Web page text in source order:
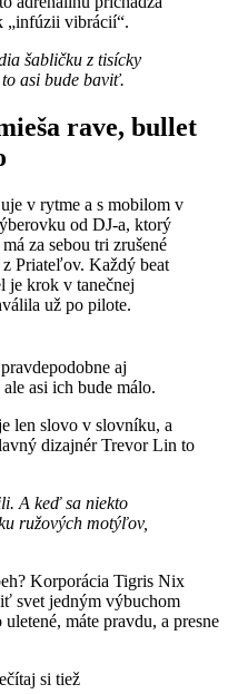
„infúzii vibrácií“.
šabličku z tisícky
asi bude baviť.
rave, bullet
v rytme a s mobilom v
od DJ-a, ktorý
za sebou tri zrušené
Priateľov. Každý beat
je krok v tanečnej
už po pilote.
aj
asi ich bude málo.
len slovo v slovníku, a
dizajnér Trevor Lin to
A keď sa niekto
ružových motýľov,
Korporácia Tigris Nix
svet jedným výbuchom
máte pravdu, a presne
si tiež